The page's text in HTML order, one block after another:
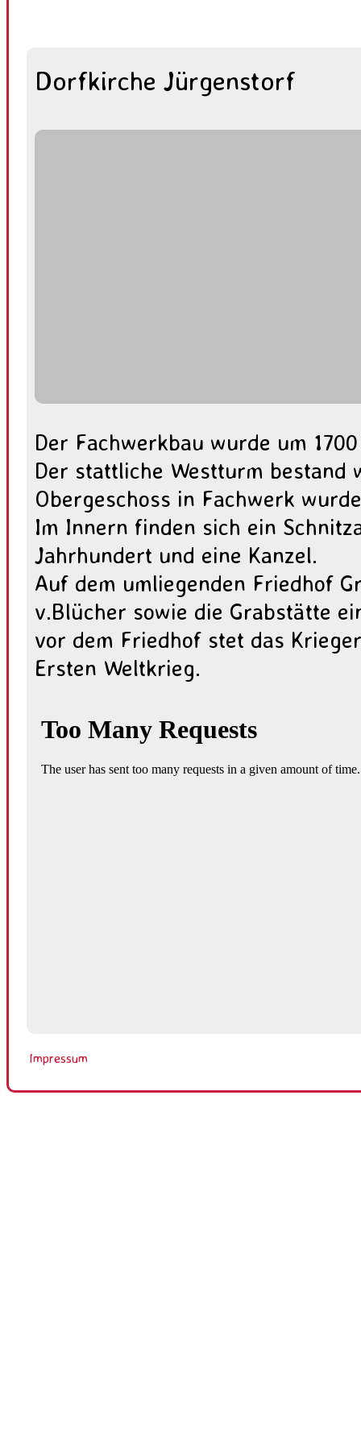
Dorfkirche Jürgenstorf
Der Fachwerkbau wurde um
Der stattliche Westturm bestand
Obergeschoss in Fachwerk
Im Innern finden sich ein
Jahrhundert und eine Kanzel.
Auf dem umliegenden Friedhof
v.Blücher sowie die Grabstätte
vor dem Friedhof stet das
Ersten Weltkrieg.
Impressum